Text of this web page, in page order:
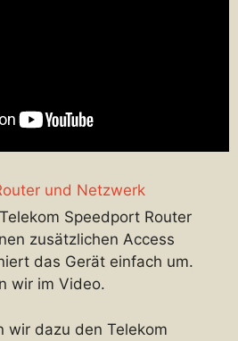
und Netzwerk
Speedport Router
zusätzlichen Access
das Gerät einfach um.
wir im Video.
wir dazu den Telekom